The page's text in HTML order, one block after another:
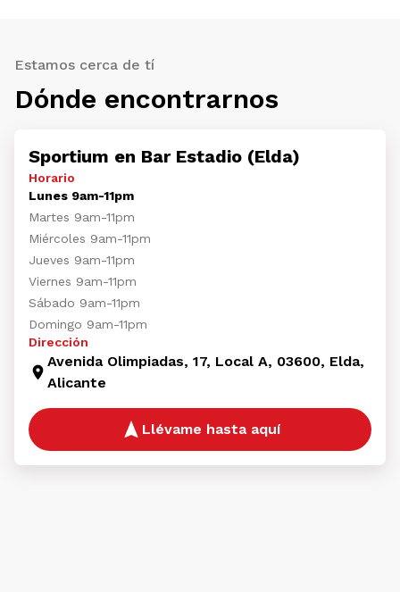
Estamos cerca de tí
Dónde encontrarnos
Sportium en Bar Estadio (Elda)
Horario
Lunes 9am-11pm
Martes 9am-11pm
Miércoles 9am-11pm
Jueves 9am-11pm
Viernes 9am-11pm
Sábado 9am-11pm
Domingo 9am-11pm
Dirección
Avenida Olimpiadas, 17, Local A, 03600, Elda,
Alicante
Llévame hasta aquí